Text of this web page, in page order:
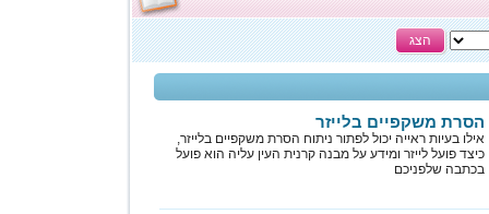
הצג
הסרת משקפיים בלייזר
אילו בעיות ראייה יכול לפתור ניתוח הסרת משקפיים בלייזר,
כיצד פועל לייזר ומידע על מבנה קרנית העין עליה הוא פועל
בכתבה שלפניכם